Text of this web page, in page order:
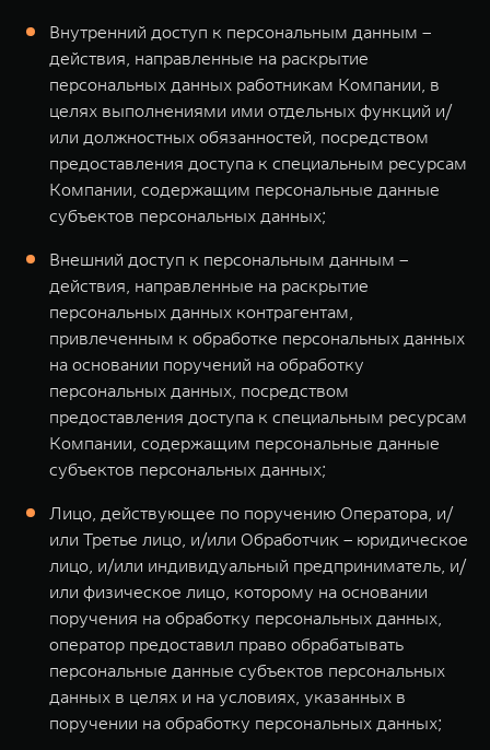
Внутренний доступ к персональным данным –
действия, направленные на раскрытие
персональных данных работникам Компании, в
целях выполнениями ими отдельных функций и/
или должностных обязанностей, посредством
предоставления доступа к специальным ресурсам
Компании, содержащим персональные данные
субъектов персональных данных;
Внешний доступ к персональным данным –
действия, направленные на раскрытие
персональных данных контрагентам,
привлеченным к обработке персональных данных
на основании поручений на обработку
персональных данных, посредством
предоставления доступа к специальным ресурсам
Компании, содержащим персональные данные
субъектов персональных данных;
Лицо, действующее по поручению Оператора, и/
или Третье лицо, и/или Обработчик – юридическое
лицо, и/или индивидуальный предприниматель, и/
или физическое лицо, которому на основании
поручения на обработку персональных данных,
оператор предоставил право обрабатывать
персональные данные субъектов персональных
данных в целях и на условиях, указанных в
поручении на обработку персональных данных;